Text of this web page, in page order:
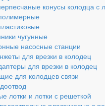
конусы колодца с
чугунные
насосные станции
для врезки в колодец
для врезки в колодец
для колодцев связи
лотки и лотки с решеткой